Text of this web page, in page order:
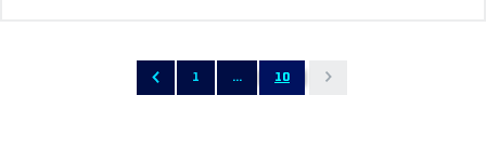
1 ... 10